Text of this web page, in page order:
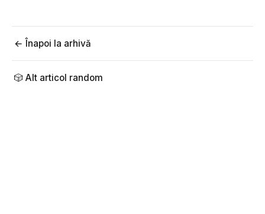
← Înapoi la arhivă
🎲 Alt articol random